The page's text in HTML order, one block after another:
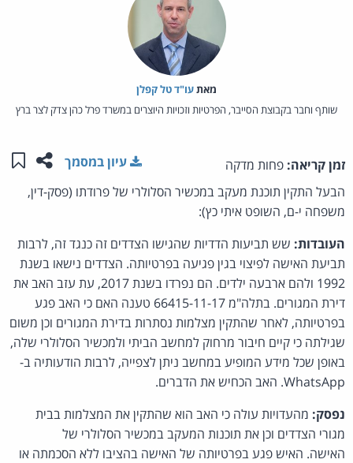
מאת‏עו"ד טל קפלן
שותף וחבר בקבוצת הסייבר, הפרטיות וזכויות היוצרים במשרד פרל כהן צדק לצר ברץ
זמן קריאה: פחות מדקה שתפו
עיון במסמך
הבעל התקין תוכנת מעקב במכשיר הסלולרי של פרודתו (פסק-דין,
משפחה י-ם, השופט איתי כץ):
העובדות: שש תביעות הדדיות שהגישו הצדדים זה כנגד זה, לרבות
תביעת האישה לפיצוי בגין פגיעה בפרטיותה. הצדדים נישאו בשנת
1992 ולהם ארבעה ילדים. הם נפרדו בשנת 2017, עת עזב האב את
דירת המגורים. בתלה"מ 66415-11-17 טענה האם כי האב פגע
בפרטיותה, לאחר שהתקין מצלמות נסתרות בדירת המגורים וכן משום
שגילתה כי קיים חיבור מרחוק למחשב הביתי ולמכשיר הסלולרי שלה,
באופן שכל מידע המופיע במחשב ניתן לצפייה, לרבות הודעותיה ב-
WhatsApp. האב הכחיש את הדברים.
נפסק: מהעדויות עולה כי האב הוא שהתקין את המצלמות בבית
מגורי הצדדים וכן את תוכנות המעקב במכשיר הסלולרי של
האישה. האיש פגע בפרטיותה של האישה בהציבו ללא הסכמתה או